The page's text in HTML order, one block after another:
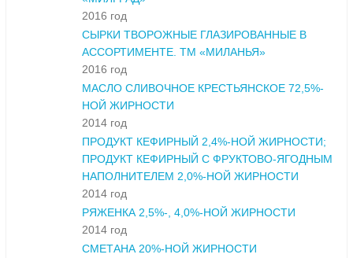
2016 год
СЫРКИ ТВОРОЖНЫЕ ГЛАЗИРОВАННЫЕ В
АССОРТИМЕНТЕ. ТМ «МИЛАНЬЯ»
2016 год
МАСЛО СЛИВОЧНОЕ КРЕСТЬЯНСКОЕ 72,5%-
НОЙ ЖИРНОСТИ
2014 год
ПРОДУКТ КЕФИРНЫЙ 2,4%-НОЙ ЖИРНОСТИ;
ПРОДУКТ КЕФИРНЫЙ С ФРУКТОВО-ЯГОДНЫМ
НАПОЛНИТЕЛЕМ 2,0%-НОЙ ЖИРНОСТИ
2014 год
РЯЖЕНКА 2,5%-, 4,0%-НОЙ ЖИРНОСТИ
2014 год
СМЕТАНА 20%-НОЙ ЖИРНОСТИ